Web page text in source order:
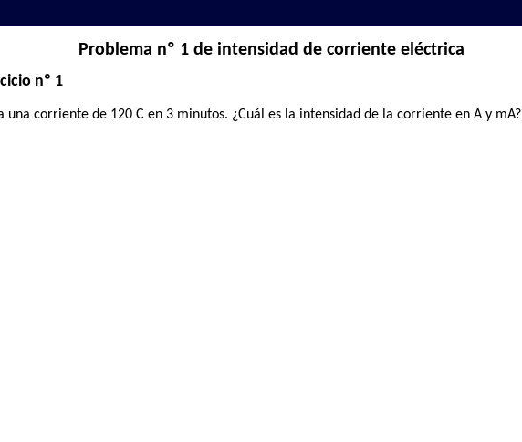
Problema nº 1 de intensidad de corriente eléctrica
nº 1
una corriente de 120 C en 3 minutos. ¿Cuál es la intensidad de la corriente en A y mA?